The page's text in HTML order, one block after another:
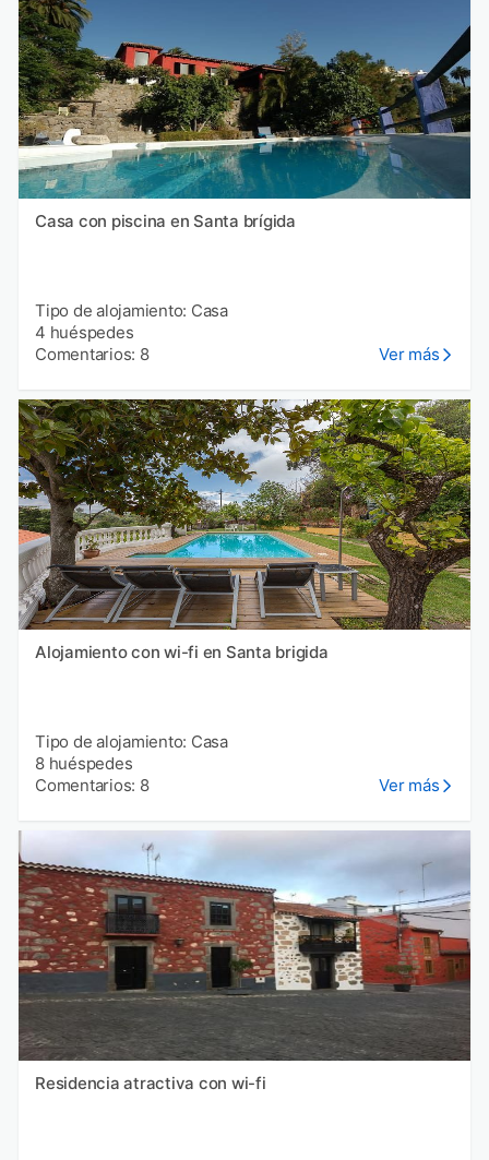
Casa con piscina en Santa brígida
Tipo de alojamiento: Casa
4 huéspedes
Comentarios: 8
Ver más
Alojamiento con wi-fi en Santa brigida
Tipo de alojamiento: Casa
8 huéspedes
Comentarios: 8
Ver más
Residencia atractiva con wi-fi